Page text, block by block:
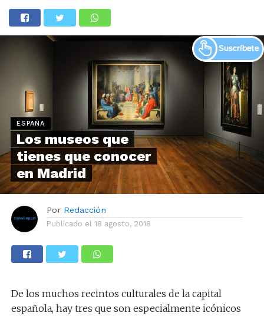
ESPAÑA
Los museos que
tienes que conocer
en Madrid
Por Redacción
Publicado el 18 agosto, 2018
De los muchos recintos culturales de la capital
española, hay tres que son especialmente icónicos